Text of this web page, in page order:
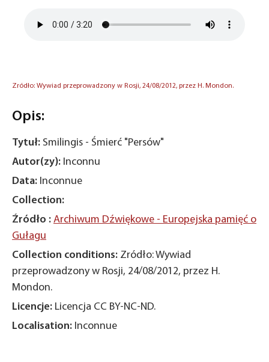
Zródło: Wywiad przeprowadzony w Rosji, 24/08/2012, przez H. Mondon.
Opis:
Tytuł: Smilingis - Śmierć "Persów"
Autor(zy): Inconnu
Data: Inconnue
Collection:
Źródło : Archiwum Dźwiękowe - Europejska pamięć o
Gułagu
Collection conditions: Zródło: Wywiad
przeprowadzony w Rosji, 24/08/2012, przez H.
Mondon.
Licencje: Licencja CC BY-NC-ND.
Localisation: Inconnue